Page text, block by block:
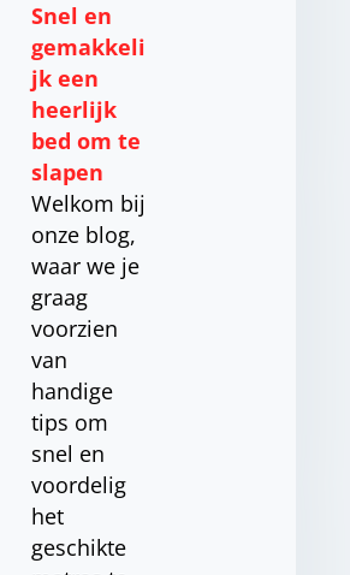
Snel en
gemakkeli
jk een
heerlijk
bed om te
slapen
Welkom bij
onze blog,
waar we je
graag
voorzien
van
handige
tips om
snel en
voordelig
het
geschikte